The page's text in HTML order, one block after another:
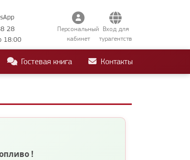
28
18:00
Персональный
кабинет
Вход для
турагентств
Гостевая книга Контакты
!